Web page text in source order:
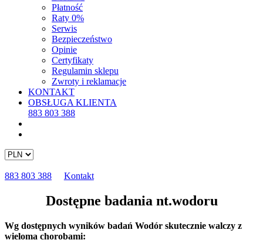
Płatność
Raty 0%
Serwis
Bezpieczeństwo
Opinie
Certyfikaty
Regulamin sklepu
Zwroty i reklamacje
KONTAKT
OBSŁUGA KLIENTA
883 803 388
883 803 388 Kontakt
Dostępne badania nt.wodoru
Wg dostępnych wyników badań Wodór skutecznie walczy z
wieloma chorobami: